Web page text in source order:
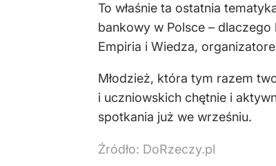
To właśnie ta ostatnia
bankowy w Polsce – dlaczego
Empiria i Wiedza,
Młodzież, która tym razem
i uczniowskich chętnie i
spotkania już we wrześniu.
Źródło: DoRzeczy.pl